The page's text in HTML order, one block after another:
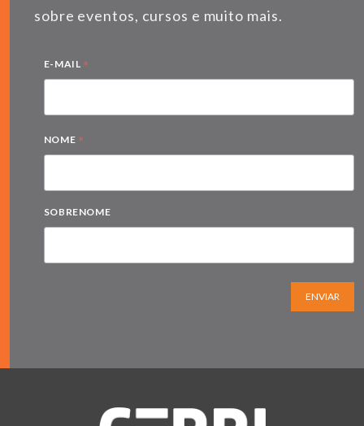
sobre eventos, cursos e muito mais.
E-MAIL *
NOME *
SOBRENOME
ENVIAR